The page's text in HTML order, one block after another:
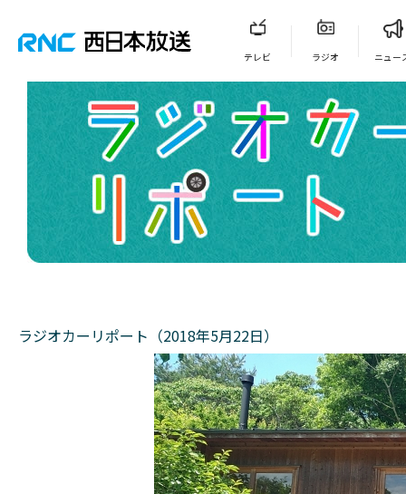
テレビ ラジオ ニュー
ラジオカーリポート（2018年5月22日）